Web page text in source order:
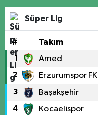
Süper Lig
# Takım
1 Amed
2 Erzurumspor FK
3 Başakşehir
4 Kocaelispor